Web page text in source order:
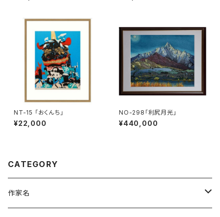
NT-15 「おくんち」
¥22,000
NO-298「利尻月光」
¥440,000
CATEGORY
作家名